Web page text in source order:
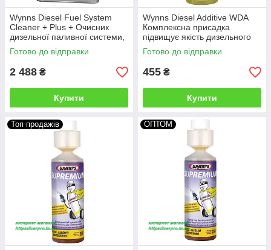
Wynns Diesel Fuel System
Cleaner + Plus + Очисник
дизельної паливної системи,
підвищує цетанове число.
Готово до відправки
2 488 ₴
Купити
Wynns Diesel Additive WDA
Комплексна присадка
підвищує якість дизельного
палива арт. W28510
Готово до відправки
455 ₴
Купити
Топ продажів ОПТОМ